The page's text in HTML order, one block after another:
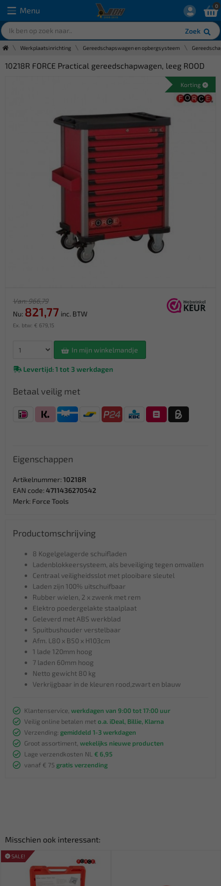
Menu
Zoek
0
Werkplaatsinrichting Gereedschapswagen en opbergsysteem
10218R FORCE Practical gereedschapwagen, leeg ROOD
Korting
Van: 966,79
Nu: 821,77 inc. BTW
Ex. btw: € 679,15
In mijn winkelmandje
Levertijd: 1 tot 3 werkdagen
Betaal veilig met
Eigenschappen
Artikelnummer: 10218R
EAN code: 4711436270542
Merk: Force Tools
Productomschrijving
8 Kogelgelagerde schuifladen
Ladenblokkeersysteem, als beveiliging tegen omvallen
Centraal veiligheidsslot met plooibare sleutel
Laden zijn 100% uitschuifbaar
Rubber wielen, 2 x zwenk met rem
Elektro poedergelakte staalplaat
Geleverd met ABS werkblad
Spuitbushouder verstelbaar
Afm. L80 x B50 x H103cm
1 lade 120mm hoog
7 laden 60mm hoog
Netto gewicht 80 kg
Verkrijgbaar in de kleuren rood,zwart en blauw
Klantenservice, werkdagen van 9:00 tot 17:00 uur
Veilig online betalen met o.a. iDeal, Billie, Klarna
Verzending: gemiddeld 1-3 werkdagen
Groot assortiment, wekelijks nieuwe producten
Lage verzendkosten NL € 6,95
vanaf € 75 gratis verzending
Misschien ook interessant:
SALE!